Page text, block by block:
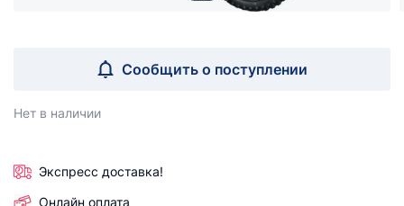
Сообщить о поступлении
Нет в наличии
Экспресс доставка!
Онлайн оплата